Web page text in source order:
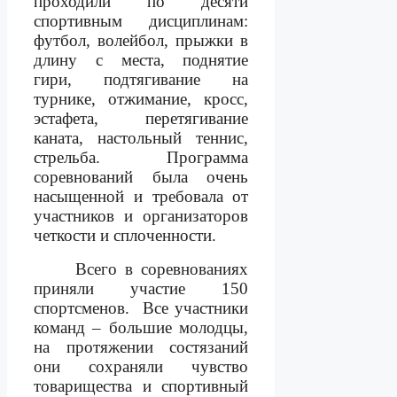
спортивным
дисциплинам:
футбол, волейбол, прыжки в
длину с места, поднятие
гири, подтягивание на
турнике, отжимание, кросс,
эстафета, перетягивание
каната, настольный теннис,
стрельба. Программа
соревнований была очень
насыщенной и требовала от
участников и организаторов
четкости и сплоченности.
Всего в соревнованиях
приняли участие 150
спортсменов.
Все участники
команд – большие молодцы,
на протяжении состязаний
они сохраняли чувство
товарищества и спортивный